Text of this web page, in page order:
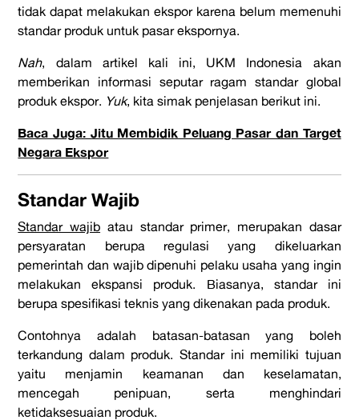
tidak dapat melakukan ekspor karena belum memenuhi
standar produk untuk pasar ekspornya.
Nah, dalam artikel kali ini, UKM Indonesia akan
memberikan informasi seputar ragam standar global
produk ekspor. Yuk, kita simak penjelasan berikut ini.
Baca Juga: Jitu Membidik Peluang Pasar dan Target
Negara Ekspor
Standar Wajib
Standar wajib atau standar primer, merupakan dasar
persyaratan berupa regulasi yang dikeluarkan
pemerintah dan wajib dipenuhi pelaku usaha yang ingin
melakukan ekspansi produk. Biasanya, standar ini
berupa spesifikasi teknis yang dikenakan pada produk.
Contohnya adalah batasan-batasan yang boleh
terkandung dalam produk. Standar ini memiliki tujuan
yaitu menjamin keamanan dan keselamatan,
mencegah penipuan, serta menghindari
ketidaksesuaian produk.